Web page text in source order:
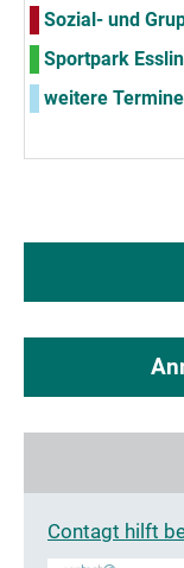
Sozial- und
Sportpark
weitere Termine
Contagt hilft